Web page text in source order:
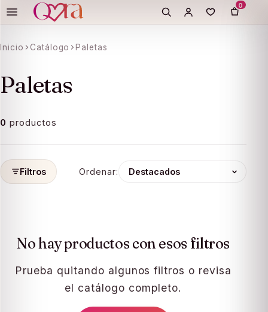
missing:
0
Inicio Catálogo Paletas
Paletas
0 productos
Filtros Ordenar:
No hay productos con esos filtros
Prueba quitando algunos filtros o revisa
el catálogo completo.